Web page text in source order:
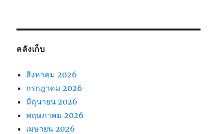
คลังเก็บ
สิงหาคม 2026
กรกฎาคม 2026
มิถุนายน 2026
พฤษภาคม 2026
เมษายน 2026